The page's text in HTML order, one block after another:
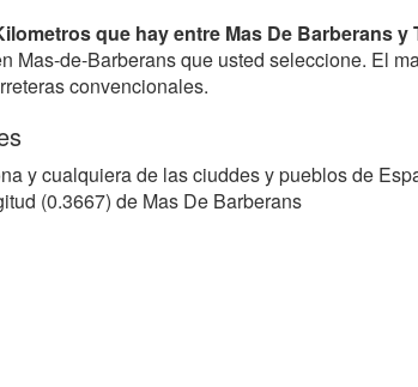
que hay entre Mas De Barberans y
Mas-de-Barberans que usted seleccione. El
convencionales.
y cualquiera de las ciuddes y pueblos de
(0.3667) de Mas De Barberans